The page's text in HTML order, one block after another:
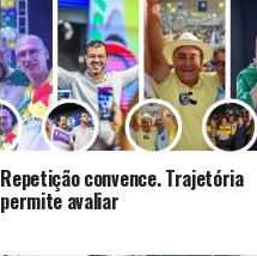
Repetição convence. Trajetória
permite avaliar